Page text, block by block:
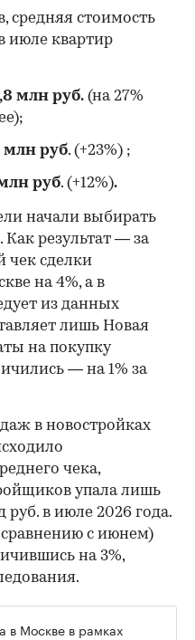
средняя стоимость
июле квартир
млн руб. (на 27%
млн руб. (+23%) ;
руб. (+12%).
начали выбирать
результат — за
чек сделки
на 4%, а в
из данных
лишь Новая
на покупку
— на 1% за
в новостройках
чека,
упала лишь
руб. в июле 2026 года.
с июнем)
на 3%,
в Москве в рамках